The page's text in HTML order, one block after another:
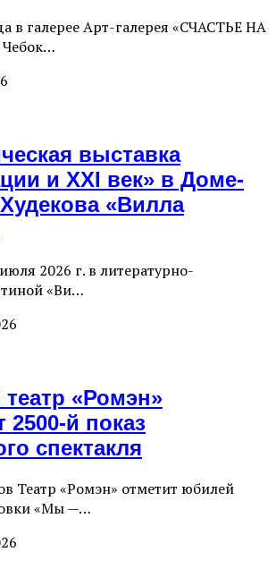
в галерее Арт-галерея «СЧАСТЬЕ НА
выставка
и ХХI век» в Доме-
«Вилла
2026 г. в литературно-
«Ви…
«Ромэн»
2500-й показ
спектакля
Театр «Ромэн» отметит юбилей
«Мы —…